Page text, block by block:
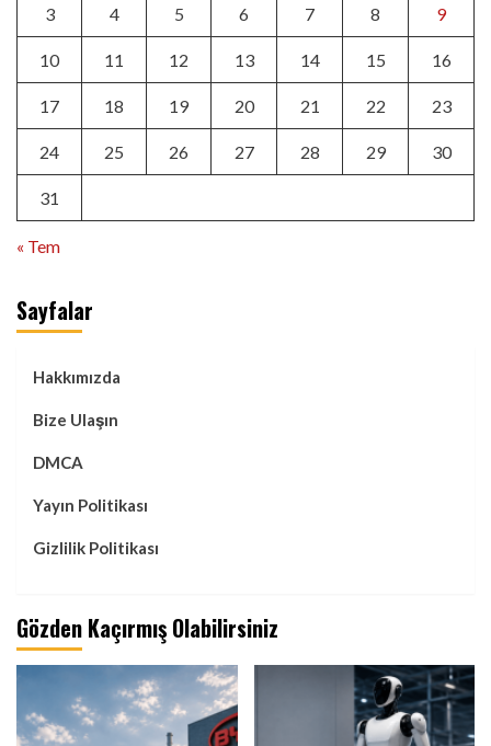
3 4 5 6 7 8 9
10 11 12 13 14 15 16
17 18 19 20 21 22 23
24 25 26 27 28 29 30
31
« Tem
Sayfalar
Hakkımızda
Bize Ulaşın
DMCA
Yayın Politikası
Gizlilik Politikası
Gözden Kaçırmış Olabilirsiniz